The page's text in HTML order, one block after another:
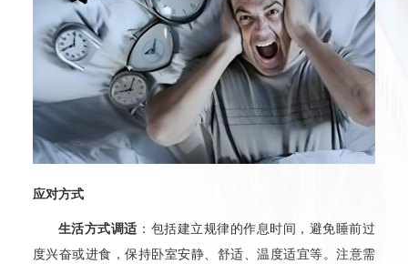
应对方式
生活方式调适 ：包括建立规律的作息时间，避免睡前过
度兴奋或进食，保持卧室安静、舒适、温度适宜等。注意需